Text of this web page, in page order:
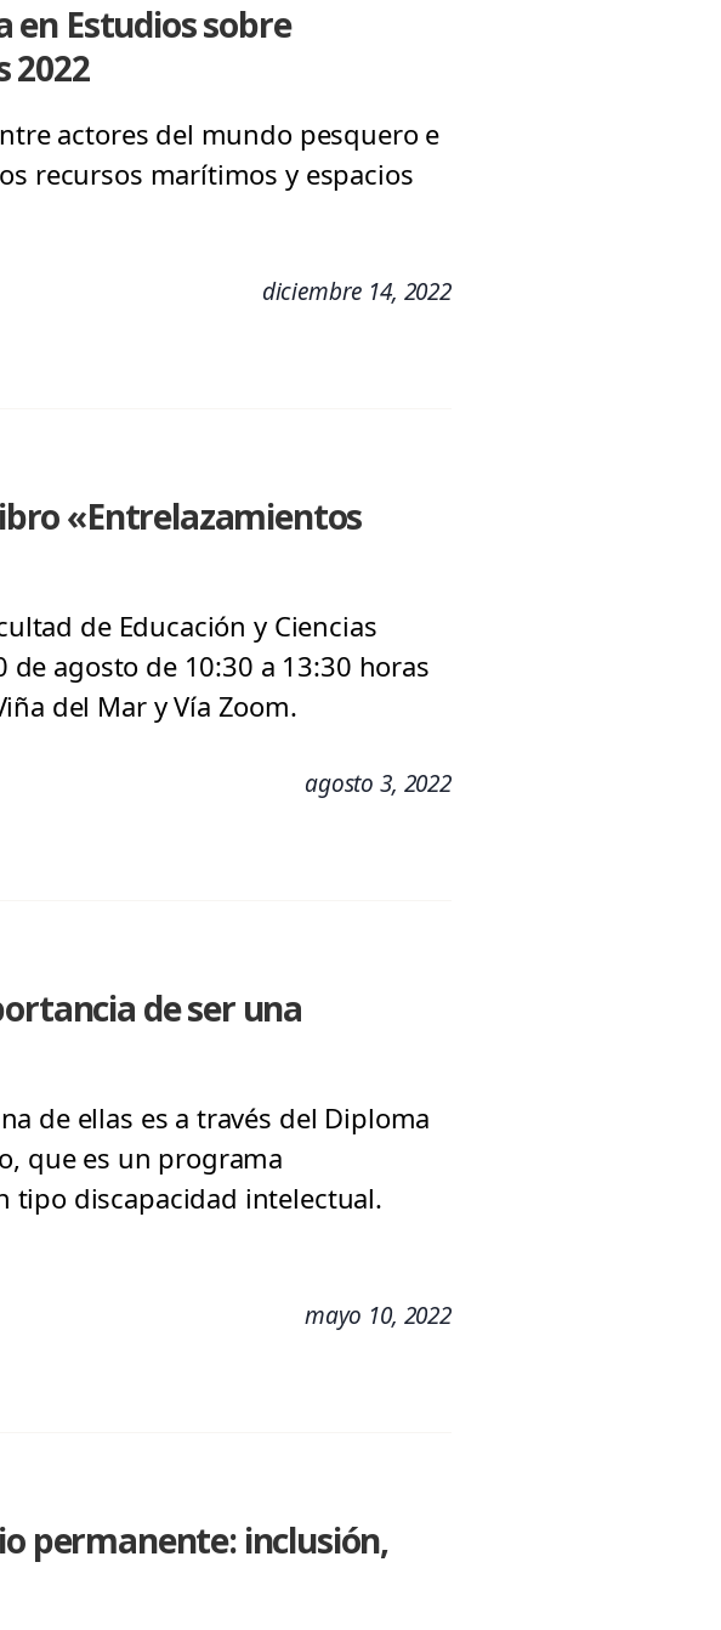
en Estudios sobre
2022
actores del mundo pesquero e
recursos marítimos y espacios
diciembre 14, 2022
«Entrelazamientos
de Educación y Ciencias
de agosto de 10:30 a 13:30 horas
del Mar y Vía Zoom.
agosto 3, 2022
de ser una
de ellas es a través del Diploma
que es un programa
tipo discapacidad intelectual.
mayo 10, 2022
permanente: inclusión,